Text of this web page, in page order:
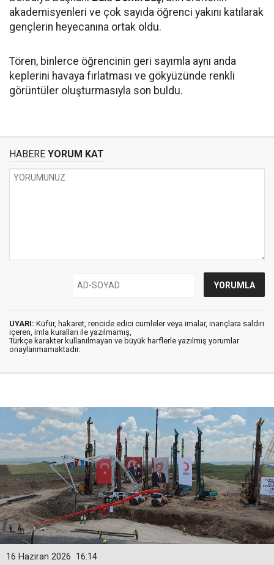
akademisyenleri ve çok sayıda öğrenci yakını katılarak
gençlerin heyecanına ortak oldu.
Tören, binlerce öğrencinin geri sayımla aynı anda
keplerini havaya fırlatması ve gökyüzünde renkli
görüntüler oluşturmasıyla son buldu.
HABERE YORUM KAT
UYARI: Küfür, hakaret, rencide edici cümleler veya imalar, inançlara saldırı
içeren, imla kuralları ile yazılmamış,
Türkçe karakter kullanılmayan ve büyük harflerle yazılmış yorumlar
onaylanmamaktadır.
16:14
16 Haziran 2026